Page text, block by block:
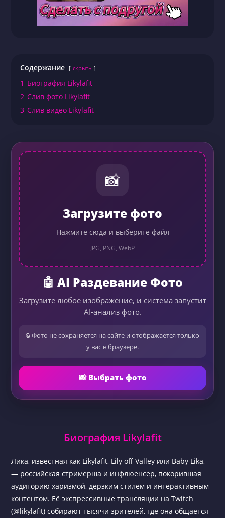
Содержание скрыть
1 Биография Likylafit
2 Слив фото Likylafit
3 Слив видео Likylafit
📸
Загрузите фото
Нажмите сюда и выберите файл
JPG, PNG, WebP
🤖 AI Раздевание Фото
Загрузите любое изображение, и система запустит
AI-анализ фото.
🔒 Фото не сохраняется на сайте и отображается только
у вас в браузере.
📸 Выбрать фото
Биография Likylafit
Лика, известная как Likylafit, Lily off Valley или Baby Lika,
— российская стримерша и инфлюенсер, покорившая
аудиторию харизмой, дерзким стилем и интерактивным
контентом. Её экспрессивные трансляции на Twitch
(@likylafit) собирают тысячи зрителей, где она общается